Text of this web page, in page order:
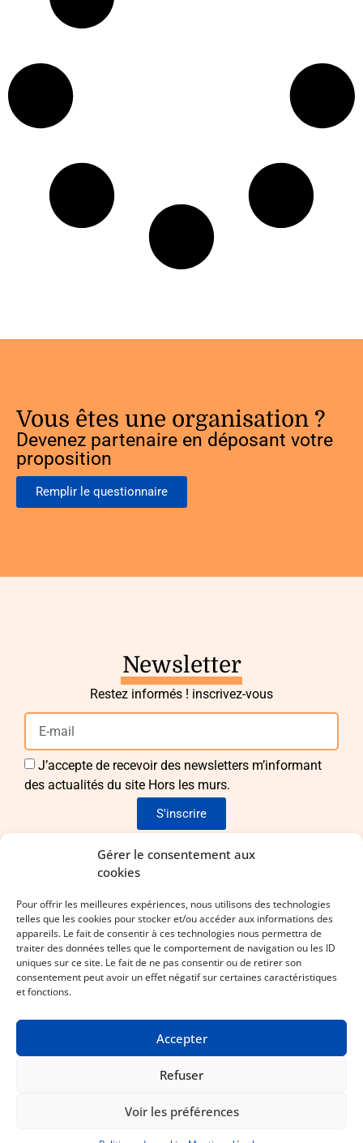
Gérer le consentement aux
cookies
Pour offrir les meilleures expériences, nous utilisons des technologies
telles que les cookies pour stocker et/ou accéder aux informations des
appareils. Le fait de consentir à ces technologies nous permettra de
traiter des données telles que le comportement de navigation ou les ID
uniques sur ce site. Le fait de ne pas consentir ou de retirer son
consentement peut avoir un effet négatif sur certaines caractéristiques
et fonctions.
Accepter
Refuser
Voir les préférences
Vous êtes une organisation ?
Devenez partenaire en déposant votre
proposition
Remplir le questionnaire
Newsletter
Restez informés ! inscrivez-vous
J’accepte de recevoir des newsletters m’informant
des actualités du site Hors les murs.
S'inscrire
Envie de nous rejoindre ?
Laissez-nous vos coordonnées !
Statuts CGV
Linkedin
Ôclickô